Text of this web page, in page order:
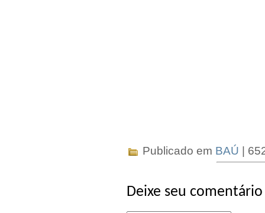
Publicado em BAÚ |
Deixe seu comentário